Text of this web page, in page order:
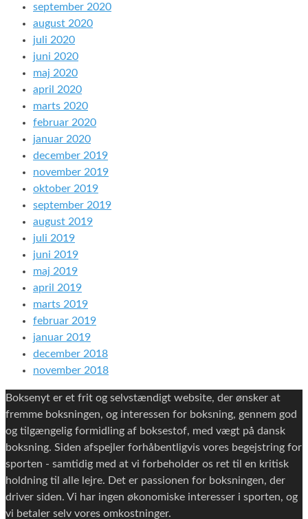
september 2020
august 2020
juli 2020
juni 2020
maj 2020
april 2020
marts 2020
februar 2020
januar 2020
december 2019
november 2019
oktober 2019
september 2019
august 2019
juli 2019
juni 2019
maj 2019
april 2019
marts 2019
februar 2019
januar 2019
december 2018
november 2018
Boksenyt er et frit og selvstændigt website, der ønsker at
fremme boksningen, og interessen for boksning, gennem god
og tilgængelig formidling af boksestof, med vægt på dansk
boksning. Siden afspejler forhåbentligvis vores begejstring for
sporten - samtidig med at vi forbeholder os ret til en kritisk
holdning til alle lejre. Det er passionen for boksningen, der
driver siden. Vi har ingen økonomiske interesser i sporten, og
vi betaler selv vores omkostninger.